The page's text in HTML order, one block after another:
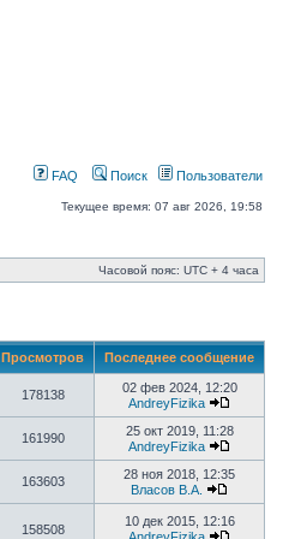
FAQ Поиск Пользователи
Текущее время: 07 авг 2026, 19:58
Часовой пояс: UTC + 4 часа
Просмотров Последнее сообщение
178138
02 фев 2024, 12:20
AndreyFizika
161990
25 окт 2019, 11:28
AndreyFizika
163603
28 ноя 2018, 12:35
Власов В.А.
158508
10 дек 2015, 12:16